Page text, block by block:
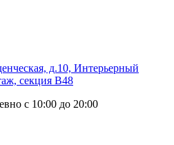
д.10, Интерьерный
секция В48
с 10:00 до 20:00